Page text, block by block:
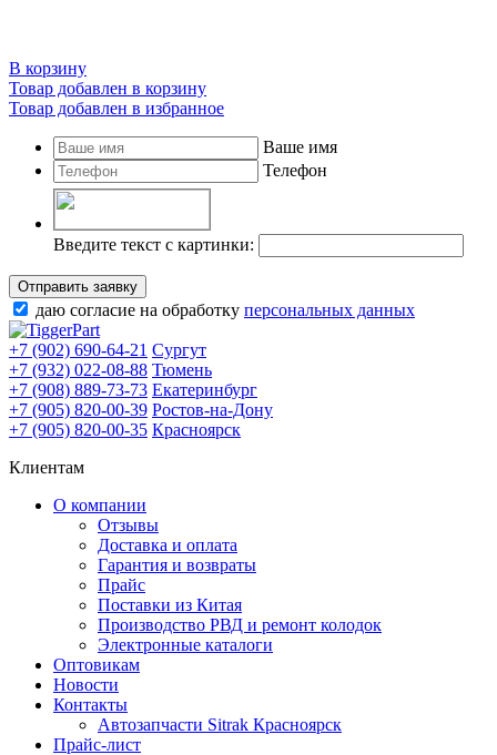
В корзину
Товар добавлен в корзину
Товар добавлен в избранное
Ваше имя
Телефон
Введите текст с картинки:
Отправить заявку
даю согласие на обработку персональных данных
+7 (902) 690-64-21 Сургут
+7 (932) 022-08-88 Тюмень
+7 (908) 889-73-73 Екатеринбург
+7 (905) 820-00-39 Ростов-на-Дону
+7 (905) 820-00-35 Красноярск
Клиентам
О компании
Отзывы
Доставка и оплата
Гарантия и возвраты
Прайс
Поставки из Китая
Производство РВД и ремонт колодок
Электронные каталоги
Оптовикам
Новости
Контакты
Автозапчасти Sitrak Красноярск
Прайс-лист